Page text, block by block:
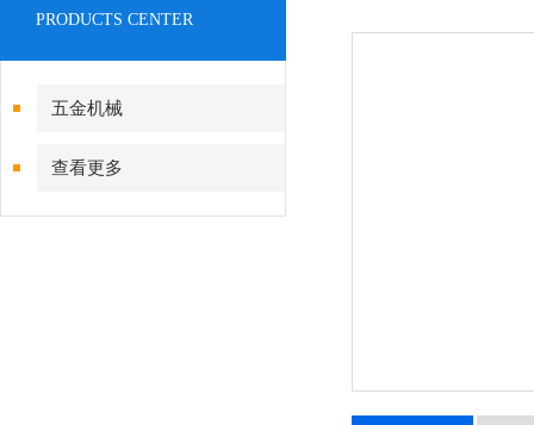
PRODUCTS CENTER
五金机械
查看更多